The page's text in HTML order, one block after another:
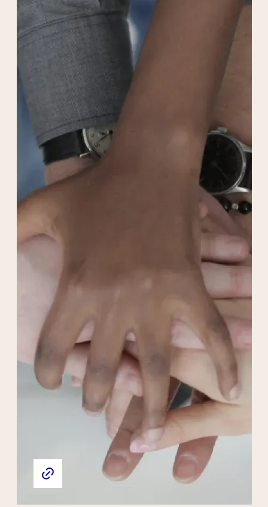
Liens externes de l'association
Site web de l'association